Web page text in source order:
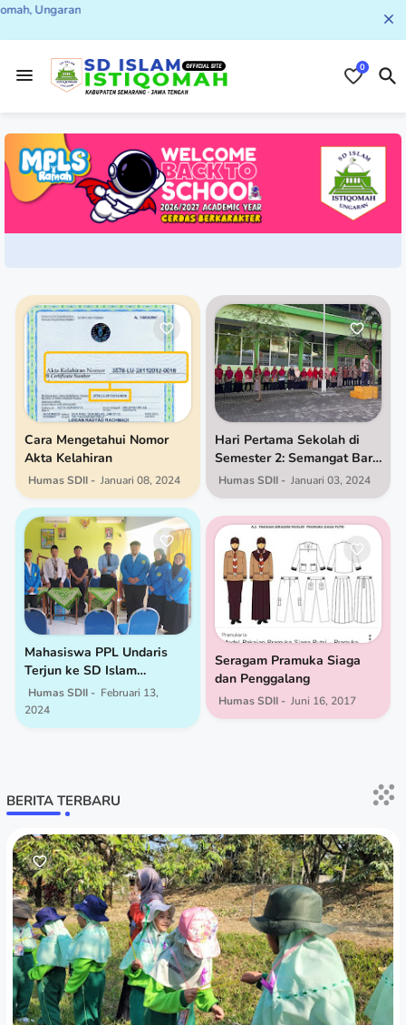
Ungaran
0
Cara Mengetahui Nomor
Akta Kelahiran
Humas SDII Januari 08, 2024
Hari Pertama Sekolah di
Semester 2: Semangat Baru
di SD Islam Istiqomah
Humas SDII Januari 03, 2024
Mahasiswa PPL Undaris
Terjun ke SD Islam
Istiqomah untuk Praktik
Lapangan
Humas SDII
Februari 13,
2024
Seragam Pramuka Siaga
dan Penggalang
Humas SDII Juni 16, 2017
BERITA TERBARU